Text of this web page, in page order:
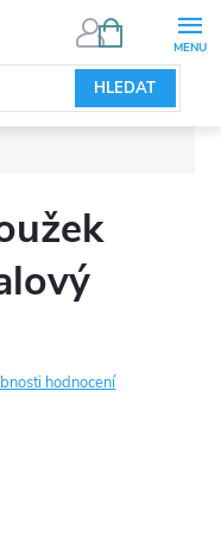
HLEDAT
NÁKUPNÍ
hodnocení